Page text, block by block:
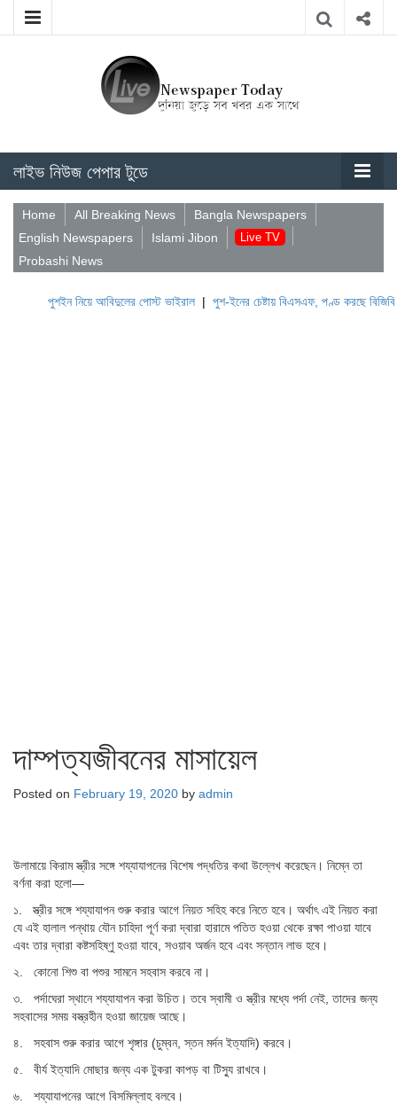
লাইভ নিউজ পেপার টুডে
Home All Breaking News
Bangla Newspapers
English Newspapers
Islami Jibon Live TV
Probashi News
পুশইন নিয়ে আবিদুলের পোস্ট ভাইরাল|পুশ-ইনের চেষ্টায় বিএসএফ, পণ্ড করছে বিজিবি|
দাম্পত্যজীবনের মাসায়েল
Posted on February 19, 2020 by admin
উলামায়ে কিরাম স্ত্রীর সঙ্গে শয্যাযাপনের বিশেষ পদ্ধতির কথা উল্লেখ করেছেন। নিম্নে তা
বর্ণনা করা হলো—
১. স্ত্রীর সঙ্গে শয্যাযাপন শুরু করার আগে নিয়ত সহিহ করে নিতে হবে। অর্থাৎ এই নিয়ত করা
যে এই হালাল পন্থায় যৌন চাহিদা পূর্ণ করা দ্বারা হারামে পতিত হওয়া থেকে রক্ষা পাওয়া যাবে
এবং তার দ্বারা কষ্টসহিষ্ণু হওয়া যাবে, সওয়াব অর্জন হবে এবং সন্তান লাভ হবে।
২. কোনো শিশু বা পশুর সামনে সহবাস করবে না।
৩. পর্দাঘেরা স্থানে শয্যাযাপন করা উচিত। তবে স্বামী ও স্ত্রীর মধ্যে পর্দা নেই, তাদের জন্য
সহবাসের সময় বস্ত্রহীন হওয়া জায়েজ আছে।
৪. সহবাস শুরু করার আগে শৃঙ্গার (চুম্বন, স্তন মর্দন ইত্যাদি) করবে।
৫. বীর্য ইত্যাদি মোছার জন্য এক টুকরা কাপড় বা টিস্যু রাখবে।
৬. শয্যাযাপনের আগে বিসমিল্লাহ বলবে।